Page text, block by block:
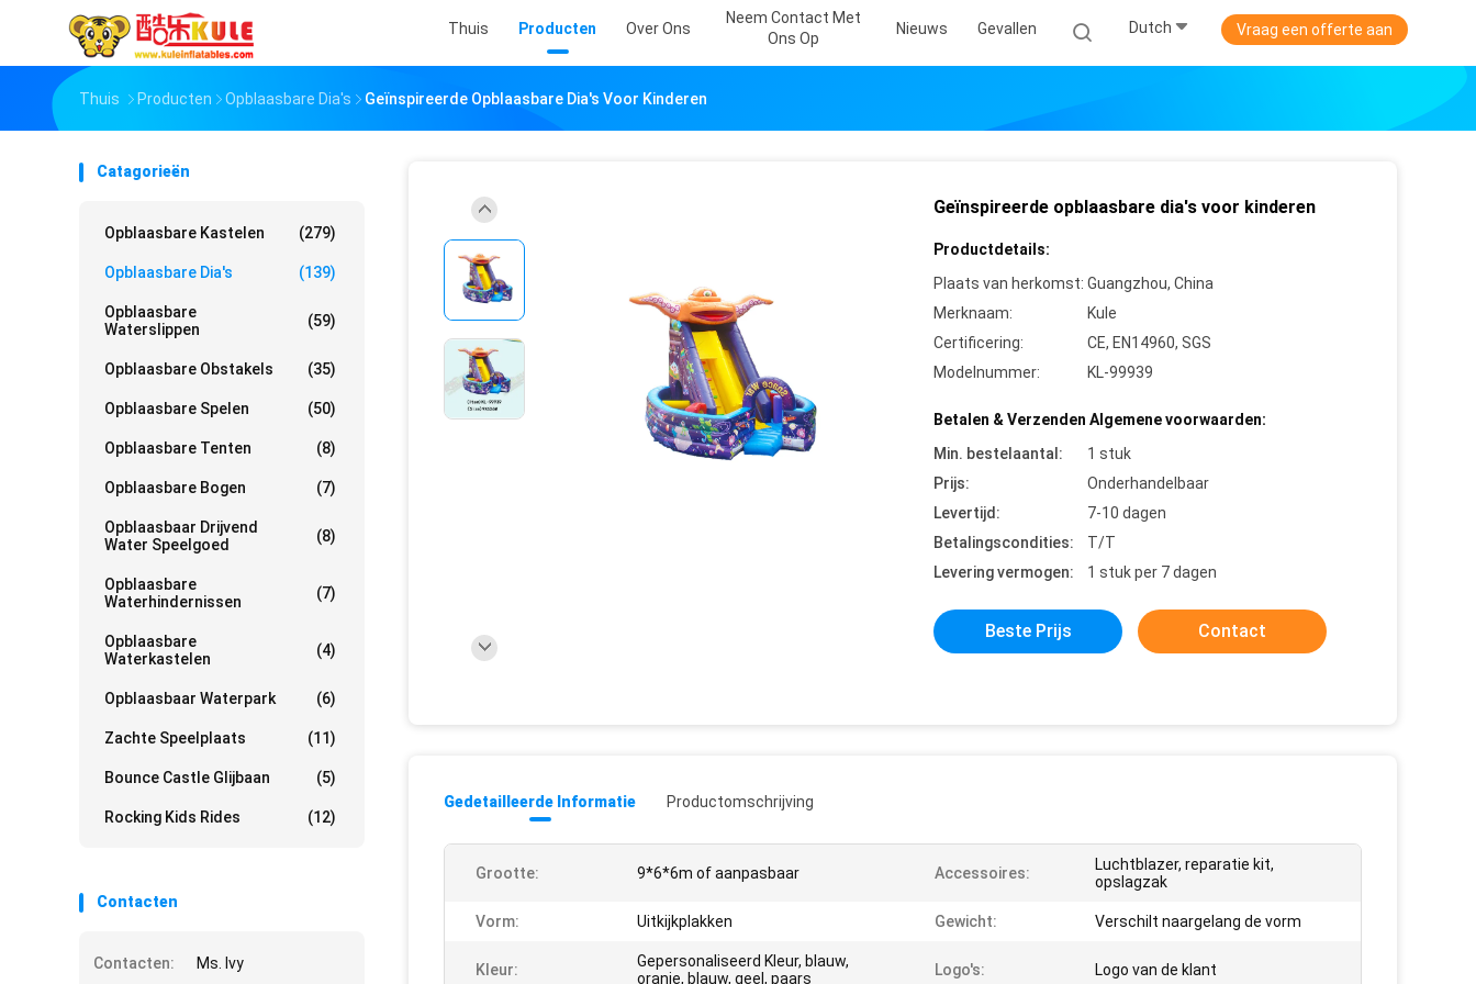
Thuis Producten Over Ons
Neem Contact Met
Ons Op
Nieuws Gevallen Dutch Vraag een offerte aan
Thuis Producten Opblaasbare Dia's Geïnspireerde Opblaasbare Dia's Voor Kinderen
Catagorieën
Opblaasbare Kastelen (279)
Opblaasbare Dia's (139)
Opblaasbare
Waterslippen
(59)
Opblaasbare Obstakels (35)
Opblaasbare Spelen (50)
Opblaasbare Tenten (8)
Opblaasbare Bogen (7)
Opblaasbaar Drijvend
Water Speelgoed
(8)
Opblaasbare
Waterhindernissen
(7)
Opblaasbare
Waterkastelen
(4)
Opblaasbaar Waterpark (6)
Zachte Speelplaats (11)
Bounce Castle Glijbaan (5)
Rocking Kids Rides (12)
Contacten
Contacten: Ms. Ivy
Geïnspireerde opblaasbare dia's voor kinderen
Productdetails:
Plaats van herkomst: Guangzhou, China
Merknaam:
Kule
Certificering:
CE, EN14960, SGS
Modelnummer:
KL-99939
Betalen & Verzenden Algemene voorwaarden:
Min. bestelaantal:
1 stuk
Prijs:
Onderhandelbaar
Levertijd:
7-10 dagen
Betalingscondities:
T/T
Levering vermogen:
1 stuk per 7 dagen
Beste Prijs Contact
Gedetailleerde Informatie Productomschrijving
Grootte: 9*6*6m of aanpasbaar Accessoires:
Luchtblazer, reparatie kit,
opslagzak
Vorm: Uitkijkplakken Gewicht: Verschilt naargelang de vorm
Kleur:
Gepersonaliseerd Kleur, blauw,
oranje, blauw, geel, paars
Logo's: Logo van de klant